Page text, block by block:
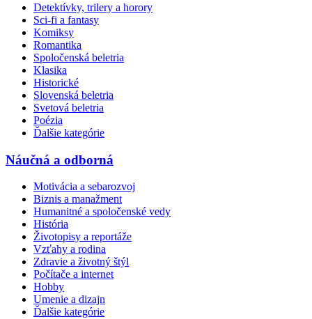
Detektívky, trilery a horory
Sci-fi a fantasy
Komiksy
Romantika
Spoločenská beletria
Klasika
Historické
Slovenská beletria
Svetová beletria
Poézia
Ďalšie kategórie
Náučná a odborná
Motivácia a sebarozvoj
Biznis a manažment
Humanitné a spoločenské vedy
História
Životopisy a reportáže
Vzťahy a rodina
Zdravie a životný štýl
Počítače a internet
Hobby
Umenie a dizajn
Ďalšie kategórie